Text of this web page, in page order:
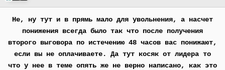
Не, ну тут и в прямь мало для увольнения, а насчет
понижения всегда было так что после получения
второго выговора по истечению 48 часов вас понижают,
если вы не оплачиваете. Да тут косяк от лидера то
что у нее в теме опять же не верно написано, как это